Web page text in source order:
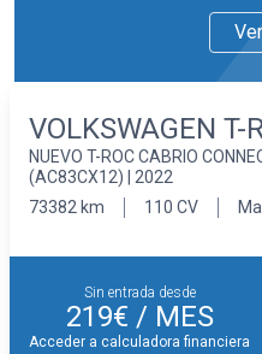
Retrovisores
Llantas delanteras
Faros con lente
larga con bombilla
Pintura solida
Interior
Asientos de tela
Asiento delantero
acompañante
VOLKSWAGEN T-
NUEVO T-ROC CABRIO
(AC83CX12) | 2022
73382 km
110 CV
Sin entrada desde
219€ / MES
Acceder a calculadora financiera